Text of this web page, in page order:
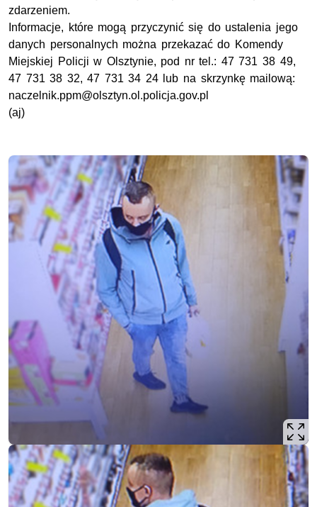
zdarzeniem.
Informacje, które mogą przyczynić się do ustalenia jego
danych personalnych można przekazać do Komendy
Miejskiej Policji w Olsztynie, pod nr tel.: 47 731 38 49,
47 731 38 32, 47 731 34 24 lub na skrzynkę mailową:
naczelnik.ppm@olsztyn.ol.policja.gov.pl
(aj)